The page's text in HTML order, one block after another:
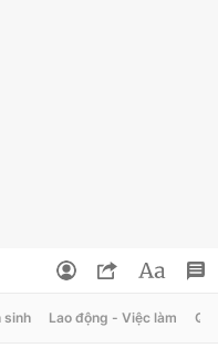
sinh Lao động - Việc làm